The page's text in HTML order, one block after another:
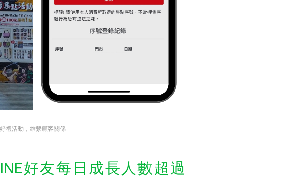
禮活動，維繫顧客關係
好友每日成長人數超過